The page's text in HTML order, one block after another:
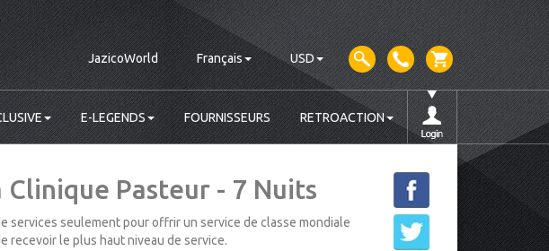
JazicoWorld Français USD
E-LEGENDS FOURNISSEURS RETROACTION
Pasteur - 7 Nuits
services seulement pour offrir un service de classe mondiale
recevoir le plus haut niveau de service.